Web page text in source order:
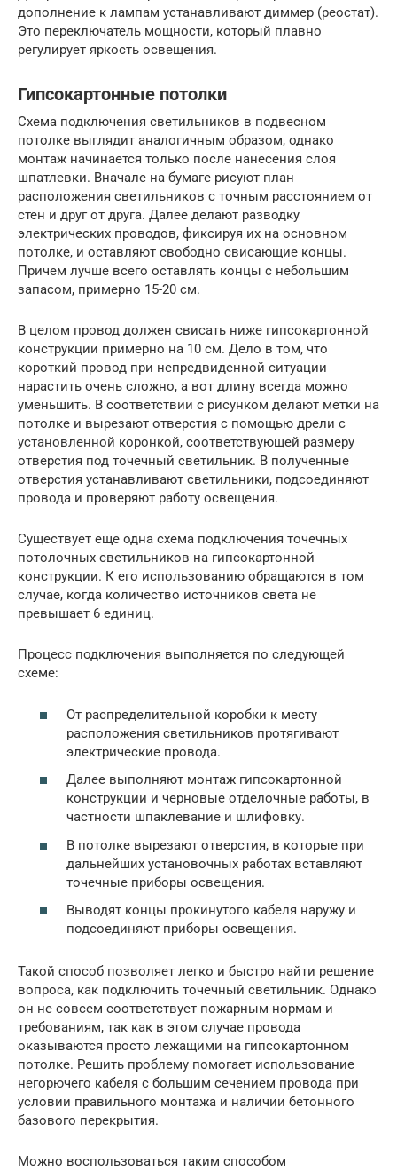
дополнение к лампам устанавливают диммер (реостат).
Это переключатель мощности, который плавно
регулирует яркость освещения.
Гипсокартонные потолки
Схема подключения светильников в подвесном
потолке выглядит аналогичным образом, однако
монтаж начинается только после нанесения слоя
шпатлевки. Вначале на бумаге рисуют план
расположения светильников с точным расстоянием от
стен и друг от друга. Далее делают разводку
электрических проводов, фиксируя их на основном
потолке, и оставляют свободно свисающие концы.
Причем лучше всего оставлять концы с небольшим
запасом, примерно 15-20 см.
В целом провод должен свисать ниже гипсокартонной
конструкции примерно на 10 см. Дело в том, что
короткий провод при непредвиденной ситуации
нарастить очень сложно, а вот длину всегда можно
уменьшить. В соответствии с рисунком делают метки на
потолке и вырезают отверстия с помощью дрели с
установленной коронкой, соответствующей размеру
отверстия под точечный светильник. В полученные
отверстия устанавливают светильники, подсоединяют
провода и проверяют работу освещения.
Существует еще одна схема подключения точечных
потолочных светильников на гипсокартонной
конструкции. К его использованию обращаются в том
случае, когда количество источников света не
превышает 6 единиц.
Процесс подключения выполняется по следующей
схеме:
От распределительной коробки к месту
расположения светильников протягивают
электрические провода.
Далее выполняют монтаж гипсокартонной
конструкции и черновые отделочные работы, в
частности шпаклевание и шлифовку.
В потолке вырезают отверстия, в которые при
дальнейших установочных работах вставляют
точечные приборы освещения.
Выводят концы прокинутого кабеля наружу и
подсоединяют приборы освещения.
Такой способ позволяет легко и быстро найти решение
вопроса, как подключить точечный светильник. Однако
он не совсем соответствует пожарным нормам и
требованиям, так как в этом случае провода
оказываются просто лежащими на гипсокартонном
потолке. Решить проблему помогает использование
негорючего кабеля с большим сечением провода при
условии правильного монтажа и наличии бетонного
базового перекрытия.
Можно воспользоваться таким способом